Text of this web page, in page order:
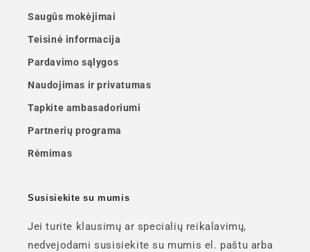
Saugūs mokėjimai
Teisinė informacija
Pardavimo sąlygos
Naudojimas ir privatumas
Tapkite ambasadoriumi
Partnerių programa
Rėmimas
Susisiekite su mumis
Jei turite klausimų ar specialių reikalavimų,
nedvejodami susisiekite su mumis el. paštu arba